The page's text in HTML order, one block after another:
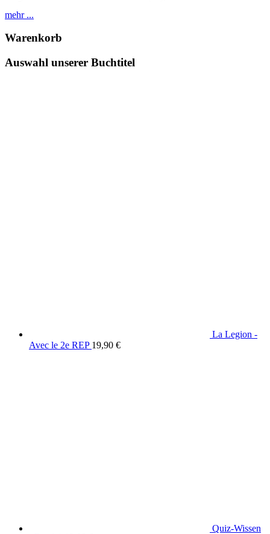
mehr ...
Warenkorb
Auswahl unserer Buchtitel
La Legion -
Avec le 2e REP 19,90 €
Quiz-Wissen